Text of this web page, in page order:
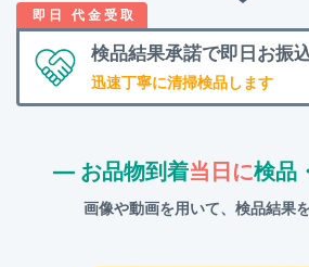
検品結果承諾で即日お振
迅速丁寧に清掃検品します
― お品物到着当日に検品
画像や動画を用いて、検品結果